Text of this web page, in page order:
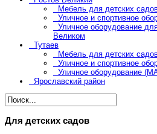
Мебель для детских
Уличное и спортивное
Уличное оборудование
Великом
Тутаев
Мебель для детских
Уличное и спортивное
Уличное оборудование
Ярославский район
Для детских садов